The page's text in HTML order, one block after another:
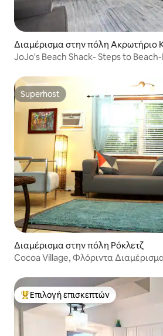
Διαμέρισμα στην πόλη Ακρωτήριο
αλ
JoJo's Beach Shack- Steps to
Superhost
Superhost
Διαμέρισμα στην πόλη Ρόκλετζ
Cocoa Village, Φλόριντα Διαμέρισμα 2 υπνοδωματίων/1
Κορυφαία επιλογή επισκεπτών
Επιλογή επισκεπτών